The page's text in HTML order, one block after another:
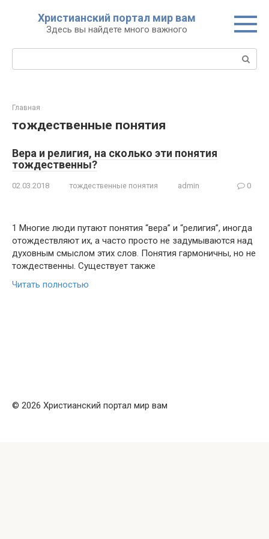
Христианский портал мир вам
Здесь вы найдете много важного
Поиск:
Главная
тождественные понятия
Вера и религия, на сколько эти понятия
тождественны?
02.03.2018 тождественные понятия admin 0
1 Многие люди путают понятия “вера” и “религия”, иногда
отождествляют их, а часто просто не задумываются над
духовным смыслом этих слов. Понятия гармоничны, но не
тождественны. Существует также
Читать полностью
© 2026 Христианский портал мир вам